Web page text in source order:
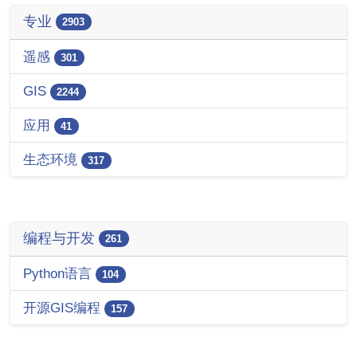
专业 2903
遥感 301
GIS 2244
应用 41
生态环境 317
编程与开发 261
Python语言 104
开源GIS编程 157